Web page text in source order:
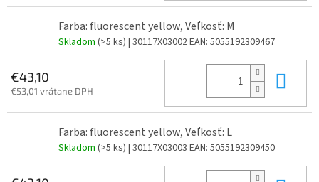
Farba: fluorescent yellow, Veľkosť: M
Skladom (>5 ks) | 30117X03002EAN: 5055192309467
€43,10
€53,01 vrátane DPH
Farba: fluorescent yellow, Veľkosť: L
Skladom (>5 ks) | 30117X03003 EAN: 5055192309450